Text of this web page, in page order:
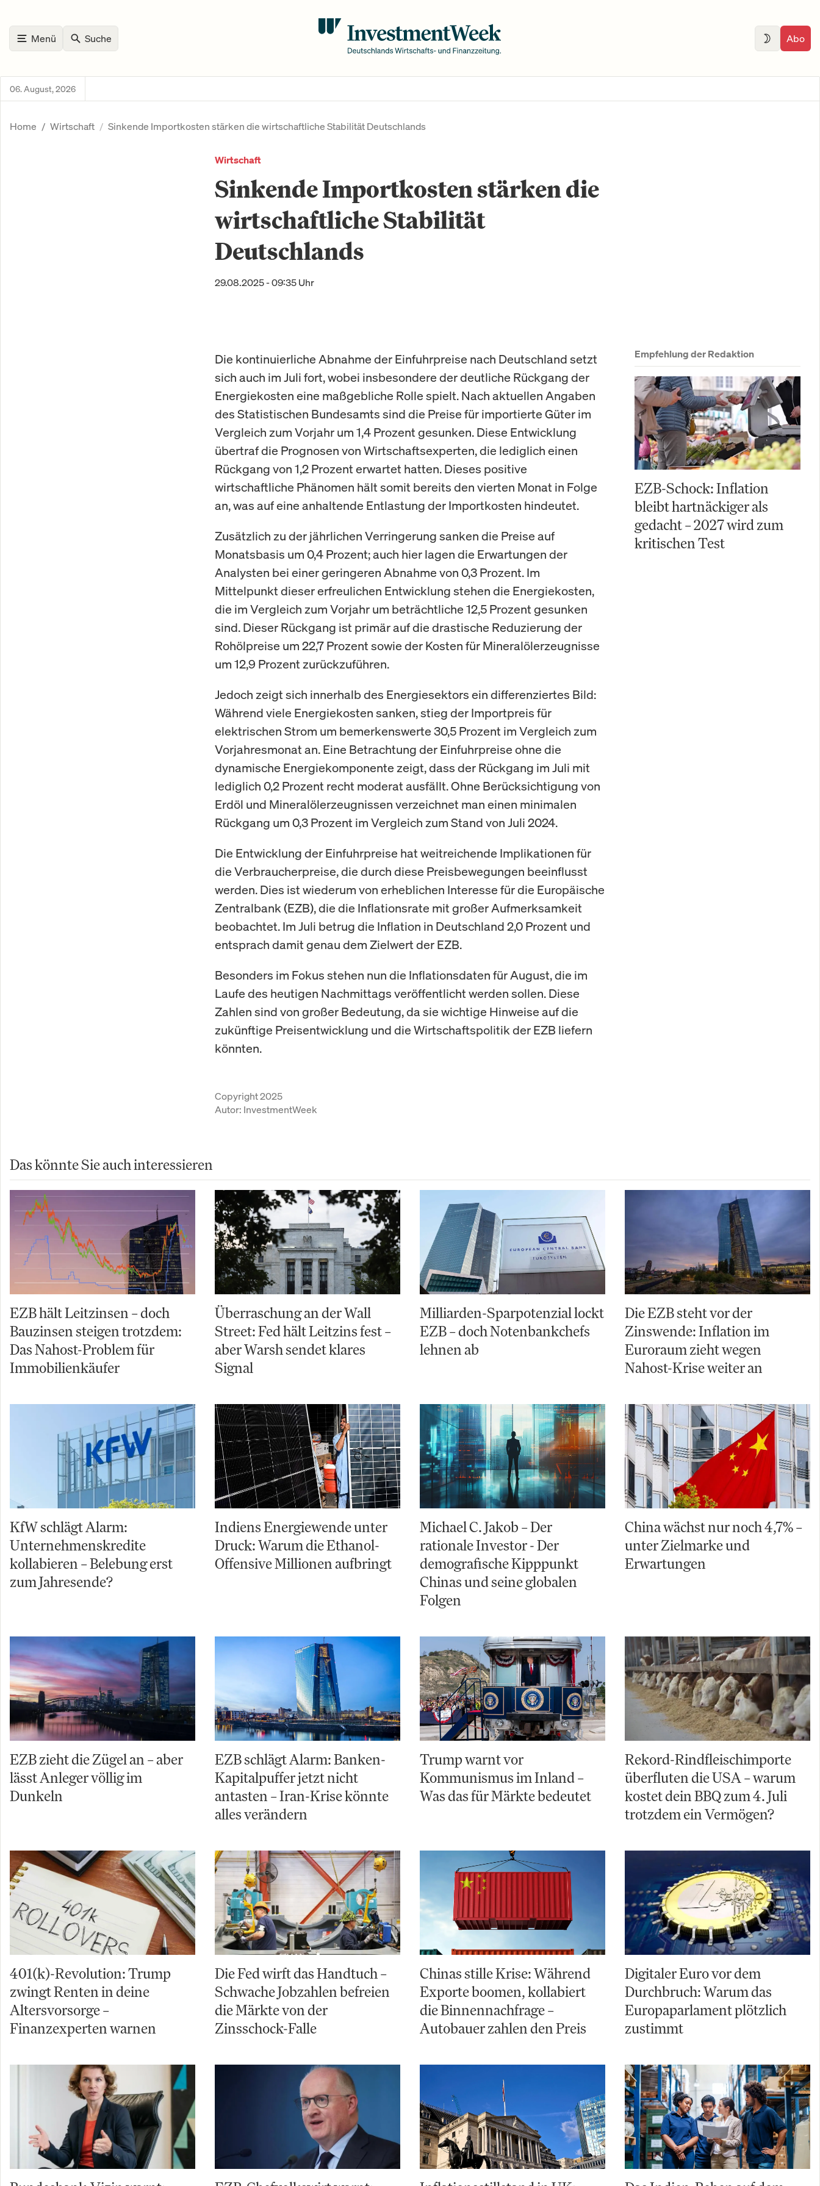
Menü Suche Abo
06. August, 2026
Home Wirtschaft Sinkende Importkosten stärken die wirtschaftliche Stabilität Deutschlands
Wirtschaft
Sinkende Importkosten stärken die
wirtschaftliche Stabilität
Deutschlands
29.08.2025 - 09:35 Uhr
Die kontinuierliche Abnahme der Einfuhrpreise nach Deutschland setzt
sich auch im Juli fort, wobei insbesondere der deutliche Rückgang der
Energiekosten eine maßgebliche Rolle spielt. Nach aktuellen Angaben
des Statistischen Bundesamts sind die Preise für importierte Güter im
Vergleich zum Vorjahr um 1,4 Prozent gesunken. Diese Entwicklung
übertraf die Prognosen von Wirtschaftsexperten, die lediglich einen
Rückgang von 1,2 Prozent erwartet hatten. Dieses positive
wirtschaftliche Phänomen hält somit bereits den vierten Monat in Folge
an, was auf eine anhaltende Entlastung der Importkosten hindeutet.
Zusätzlich zu der jährlichen Verringerung sanken die Preise auf
Monatsbasis um 0,4 Prozent; auch hier lagen die Erwartungen der
Analysten bei einer geringeren Abnahme von 0,3 Prozent. Im
Mittelpunkt dieser erfreulichen Entwicklung stehen die Energiekosten,
die im Vergleich zum Vorjahr um beträchtliche 12,5 Prozent gesunken
sind. Dieser Rückgang ist primär auf die drastische Reduzierung der
Rohölpreise um 22,7 Prozent sowie der Kosten für Mineralölerzeugnisse
um 12,9 Prozent zurückzuführen.
Jedoch zeigt sich innerhalb des Energiesektors ein differenziertes Bild:
Während viele Energiekosten sanken, stieg der Importpreis für
elektrischen Strom um bemerkenswerte 30,5 Prozent im Vergleich zum
Vorjahresmonat an. Eine Betrachtung der Einfuhrpreise ohne die
dynamische Energiekomponente zeigt, dass der Rückgang im Juli mit
lediglich 0,2 Prozent recht moderat ausfällt. Ohne Berücksichtigung von
Erdöl und Mineralölerzeugnissen verzeichnet man einen minimalen
Rückgang um 0,3 Prozent im Vergleich zum Stand von Juli 2024.
Die Entwicklung der Einfuhrpreise hat weitreichende Implikationen für
die Verbraucherpreise, die durch diese Preisbewegungen beeinflusst
werden. Dies ist wiederum von erheblichen Interesse für die Europäische
Zentralbank (EZB), die die Inflationsrate mit großer Aufmerksamkeit
beobachtet. Im Juli betrug die Inflation in Deutschland 2,0 Prozent und
entsprach damit genau dem Zielwert der EZB.
Besonders im Fokus stehen nun die Inflationsdaten für August, die im
Laufe des heutigen Nachmittags veröffentlicht werden sollen. Diese
Zahlen sind von großer Bedeutung, da sie wichtige Hinweise auf die
zukünftige Preisentwicklung und die Wirtschaftspolitik der EZB liefern
könnten.
Copyright 2025
Autor: InvestmentWeek
Empfehlung der Redaktion
EZB-Schock: Inflation
bleibt hartnäckiger als
gedacht – 2027 wird zum
kritischen Test
Das könnte Sie auch interessieren
EZB hält Leitzinsen – doch
Bauzinsen steigen trotzdem:
Das Nahost-Problem für
Immobilienkäufer
Überraschung an der Wall
Street: Fed hält Leitzins fest –
aber Warsh sendet klares
Signal
Milliarden-Sparpotenzial lockt
EZB – doch Notenbankchefs
lehnen ab
Die EZB steht vor der
Zinswende: Inflation im
Euroraum zieht wegen
Nahost-Krise weiter an
KfW schlägt Alarm:
Unternehmenskredite
kollabieren – Belebung erst
zum Jahresende?
Indiens Energiewende unter
Druck: Warum die Ethanol-
Offensive Millionen aufbringt
Michael C. Jakob – Der
rationale Investor - Der
demografische Kipppunkt
Chinas und seine globalen
Folgen
China wächst nur noch 4,7% –
unter Zielmarke und
Erwartungen
EZB zieht die Zügel an – aber
lässt Anleger völlig im
Dunkeln
EZB schlägt Alarm: Banken-
Kapitalpuffer jetzt nicht
antasten – Iran-Krise könnte
alles verändern
Trump warnt vor
Kommunismus im Inland –
Was das für Märkte bedeutet
Rekord-Rindfleischimporte
überfluten die USA – warum
kostet dein BBQ zum 4. Juli
trotzdem ein Vermögen?
401(k)-Revolution: Trump
zwingt Renten in deine
Altersvorsorge –
Finanzexperten warnen
Die Fed wirft das Handtuch –
Schwache Jobzahlen befreien
die Märkte von der
Zinsschock-Falle
Chinas stille Krise: Während
Exporte boomen, kollabiert
die Binnennachfrage –
Autobauer zahlen den Preis
Digitaler Euro vor dem
Durchbruch: Warum das
Europaparlament plötzlich
zustimmt